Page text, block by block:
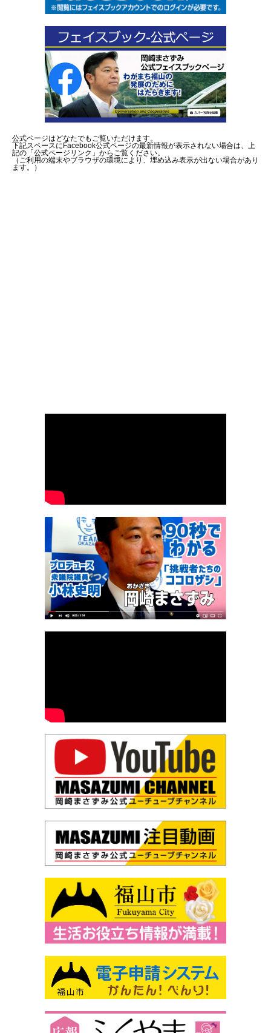
公式ページはどなたでもご覧いただけます。
下記スペースにFacebook公式ページの最新情報が表示されない場合は、上
記の「公式ページリンク」からご覧ください。
（ご利用の端末やブラウザの環境により、埋め込み表示が出ない場合があり
ます。）